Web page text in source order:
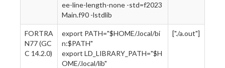
ee-line-length-none -std=f2023
Main.f90 -lstdlib
FORTRA
N77 (GC
C 14.2.0)
export PATH="$HOME/.local/bi
n:$PATH"
export LD_LIBRARY_PATH="$H
OME/.local/lib"
["./a.out"]